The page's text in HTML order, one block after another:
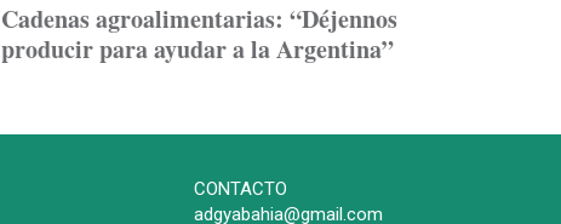
Cadenas agroalimentarias: “Déjennos
producir para ayudar a la Argentina”
CONTACTO
adgyabahia@gmail.com